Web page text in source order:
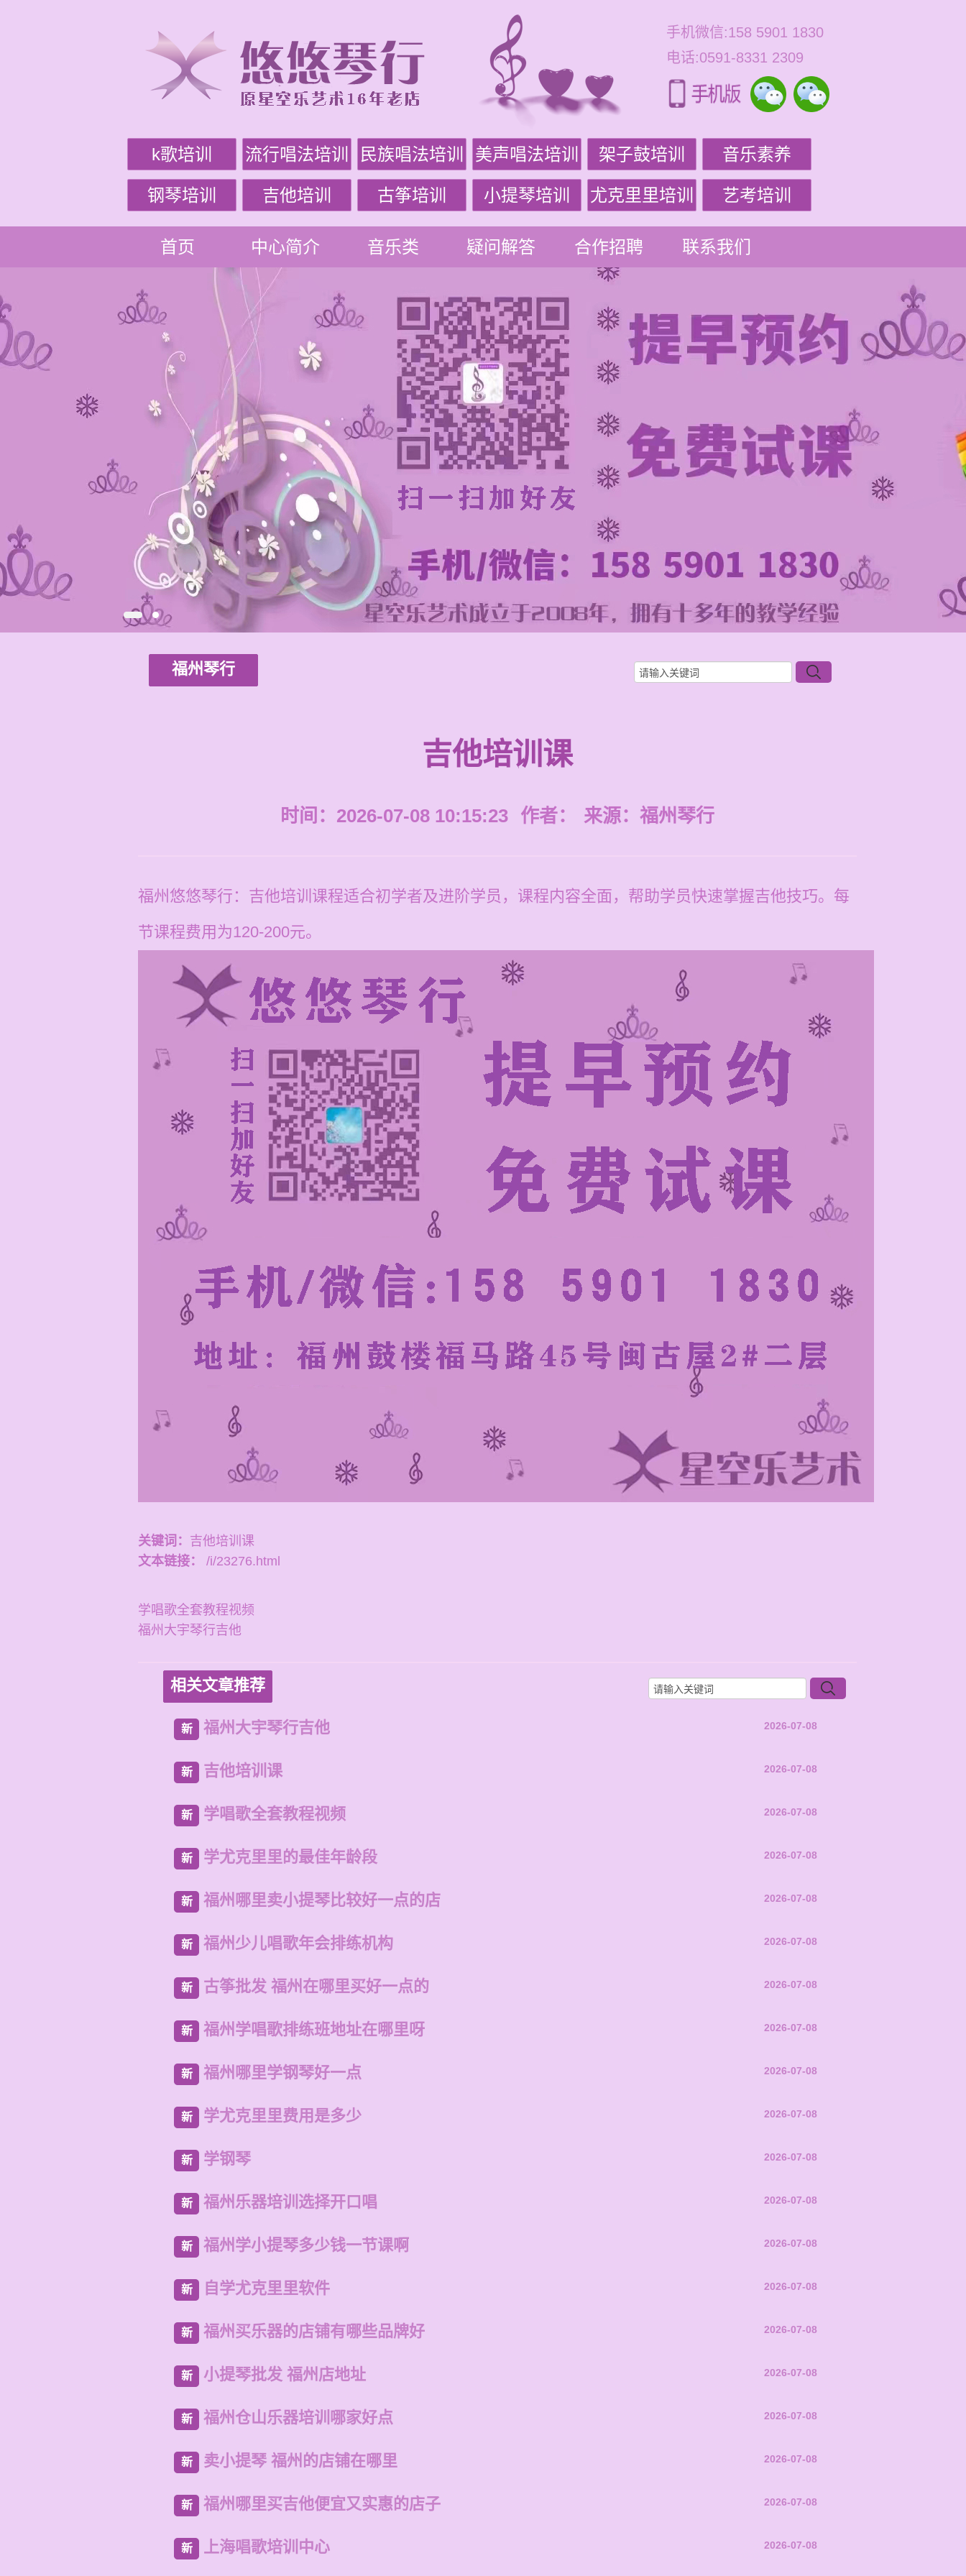
手机微信:158 5901 1830
电话:0591-8331 2309
k歌培训 流行唱法培训 民族唱法培训 美声唱法培训 架子鼓培训 音乐素养
钢琴培训 吉他培训 古筝培训 小提琴培训 尤克里里培训 艺考培训
首页 中心简介 音乐类 疑问解答 合作招聘 联系我们
福州琴行
吉他培训课
时间：2026-07-08 10:15:23 作者： 来源： 福州琴行
福州悠悠琴行：吉他培训课程适合初学者及进阶学员，课程内容全面，帮助学员快速掌握吉他技巧。每
节课程费用为120-200元。
关键词： 吉他培训课
文本链接：
/i/23276.html
学唱歌全套教程视频
福州大宇琴行吉他
相关文章推荐
新 福州大宇琴行吉他 2026-07-08
新 吉他培训课 2026-07-08
新 学唱歌全套教程视频 2026-07-08
新 学尤克里里的最佳年龄段 2026-07-08
新 福州哪里卖小提琴比较好一点的店 2026-07-08
新 福州少儿唱歌年会排练机构 2026-07-08
新 古筝批发 福州在哪里买好一点的 2026-07-08
新 福州学唱歌排练班地址在哪里呀 2026-07-08
新 福州哪里学钢琴好一点 2026-07-08
新 学尤克里里费用是多少 2026-07-08
新 学钢琴 2026-07-08
新 福州乐器培训选择开口唱 2026-07-08
新 福州学小提琴多少钱一节课啊 2026-07-08
新 自学尤克里里软件 2026-07-08
新 福州买乐器的店铺有哪些品牌好 2026-07-08
新 小提琴批发 福州店地址 2026-07-08
新 福州仓山乐器培训哪家好点 2026-07-08
新 卖小提琴 福州的店铺在哪里 2026-07-08
新 福州哪里买吉他便宜又实惠的店子 2026-07-08
新 上海唱歌培训中心 2026-07-08